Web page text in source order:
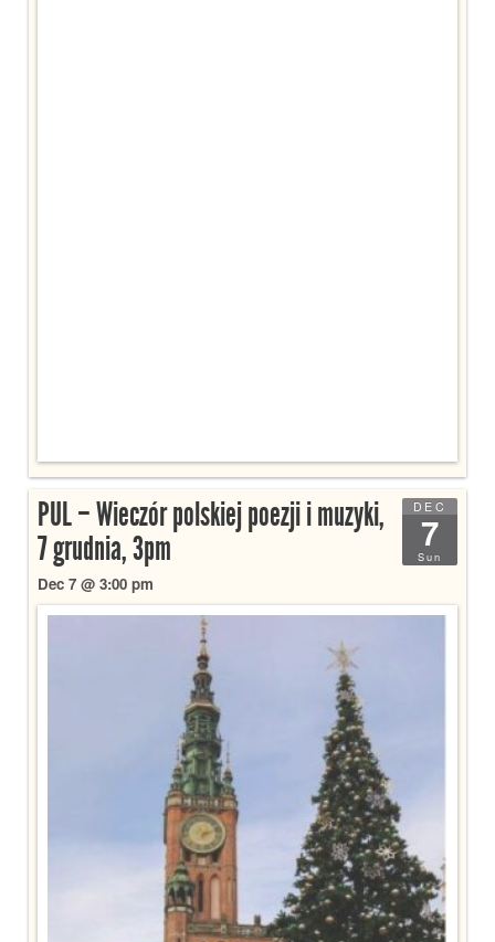
DEC
7
Sun
PUL – Wieczór polskiej poezji i muzyki,
7 grudnia, 3pm
Dec 7 @ 3:00 pm